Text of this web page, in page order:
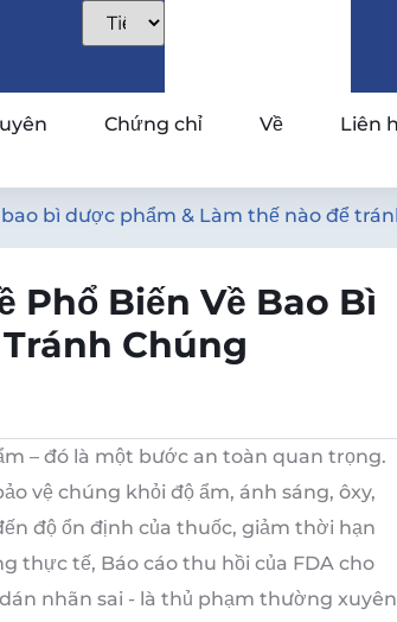
Chứng chỉ Về Liên
bì dược phẩm & Làm thế nào để
Phổ Biến Về Bao Bì
Chúng
– đó là một bước an toàn quan trọng.
vệ chúng khỏi độ ẩm, ánh sáng, ôxy,
độ ổn định của thuốc, giảm thời hạn
thực tế, Báo cáo thu hồi của FDA cho
nhãn sai - là thủ phạm thường xuyên